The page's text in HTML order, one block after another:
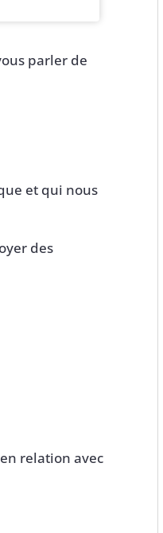
parler de
et qui nous
des
relation avec